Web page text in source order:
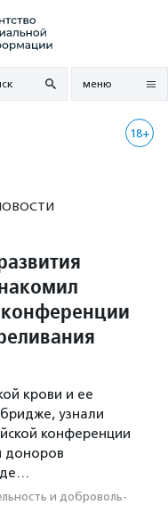
меню
18+
крови и ее
узнали
конференции
доноров
и доброволь­